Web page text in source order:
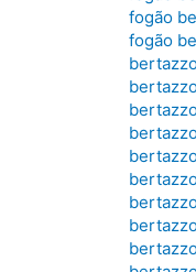
fogão
fogão